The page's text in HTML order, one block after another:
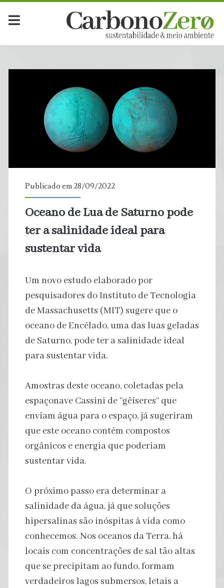
Publicado em 28/09/2022
Oceano de Lua de Saturno pode
ter a salinidade ideal para
sustentar vida
Um novo estudo elaborado por
pesquisadores do Instituto de Tecnologia
de Massachusetts (MIT) sugere que o
oceano de Encélado, uma das luas geladas
de Saturno, pode ter a salinidade ideal
para sustentar vida.
Amostras deste oceano, coletadas pela
espaçonave Cassini de “gêiseres” que
enviam água para o espaço, já sugeriram
que este oceano contém compostos
orgânicos e energia que poderiam
sustentar vida.
O próximo passo era determinar a
salinidade da água, já que soluções
hipersalinas são inóspitas à vida como
conhecemos. Nos oceanos da Terra, há
locais com concentrações de sal tão altas
que se precipitam ao fundo, formam
verdadeiros lagos submersos, letais a